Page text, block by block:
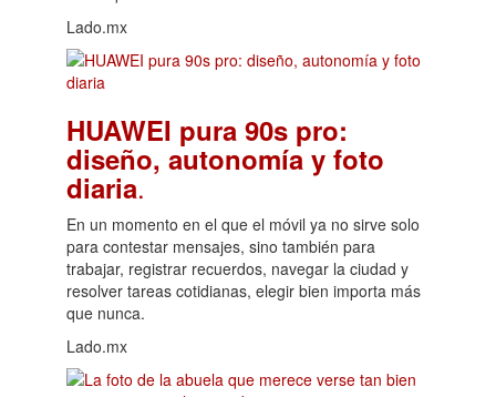
Lado.mx
HUAWEI pura 90s pro:
diseño, autonomía y foto
diaria.
En un momento en el que el móvil ya no sirve solo
para contestar mensajes, sino también para
trabajar, registrar recuerdos, navegar la ciudad y
resolver tareas cotidianas, elegir bien importa más
que nunca.
Lado.mx